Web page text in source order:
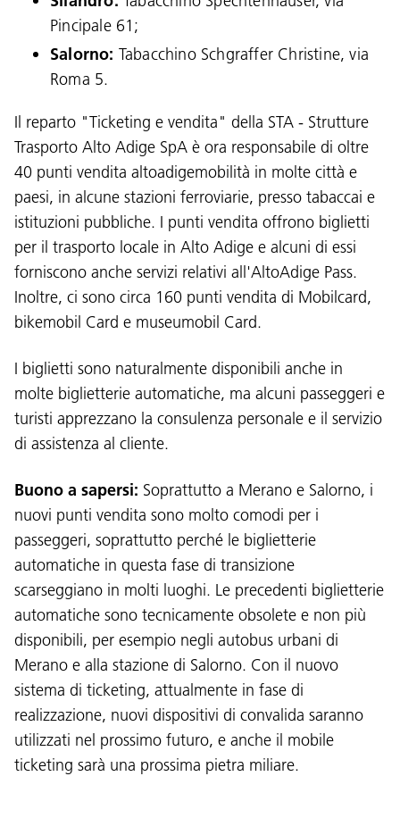
Lingua:
DEU
ITA LAD ENG
Service Desk: +39 0471 220880
Impressum
Privacy e cookie policy
Termini e condizioni d'uso Reclami Jobs
Pincipale 61;
Salorno: Tabacchino Schgraffer Christine, via
Roma 5.
Il reparto "Ticketing e vendita" della STA - Strutture
Trasporto Alto Adige SpA è ora responsabile di oltre
40 punti vendita altoadigemobilità in molte città e
paesi, in alcune stazioni ferroviarie, presso tabaccai e
istituzioni pubbliche. I punti vendita offrono biglietti
per il trasporto locale in Alto Adige e alcuni di essi
forniscono anche servizi relativi all'AltoAdige Pass.
Inoltre, ci sono circa 160 punti vendita di Mobilcard,
bikemobil Card e museumobil Card.
I biglietti sono naturalmente disponibili anche in
molte biglietterie automatiche, ma alcuni passeggeri e
turisti apprezzano la consulenza personale e il servizio
di assistenza al cliente.
Buono a sapersi: Soprattutto a Merano e Salorno, i
nuovi punti vendita sono molto comodi per i
passeggeri, soprattutto perché le biglietterie
automatiche in questa fase di transizione
scarseggiano in molti luoghi. Le precedenti biglietterie
automatiche sono tecnicamente obsolete e non più
disponibili, per esempio negli autobus urbani di
Merano e alla stazione di Salorno. Con il nuovo
sistema di ticketing, attualmente in fase di
realizzazione, nuovi dispositivi di convalida saranno
utilizzati nel prossimo futuro, e anche il mobile
ticketing sarà una prossima pietra miliare.